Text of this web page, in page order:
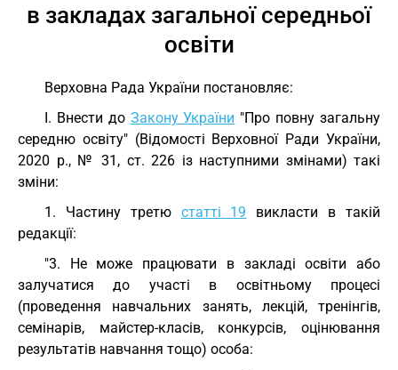
в закладах загальної середньої
освіти
Верховна Рада України постановляє:
I. Внести до Закону України "Про повну загальну
середню освіту" (Відомості Верховної Ради України,
2020 р., № 31, ст. 226 із наступними змінами) такі
зміни:
1. Частину третю статті 19 викласти в такій
редакції:
"3. Не може працювати в закладі освіти або
залучатися до участі в освітньому процесі
(проведення навчальних занять, лекцій, тренінгів,
семінарів, майстер-класів, конкурсів, оцінювання
результатів навчання тощо) особа: